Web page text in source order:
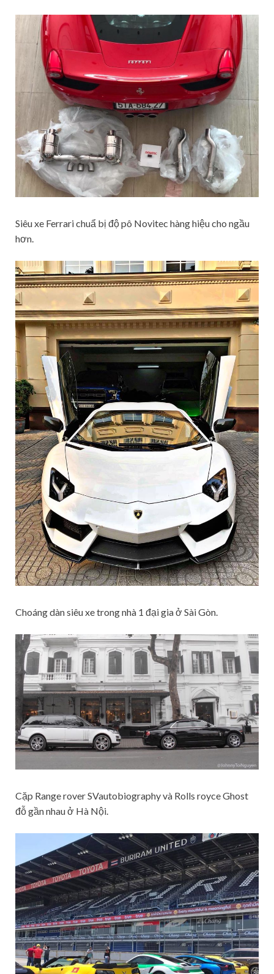
Siêu xe Ferrari chuẩ bị độ pô Novitec hàng hiệu cho ngầu
hơn.
Choáng dàn siêu xe trong nhà 1 đại gia ở Sài Gòn.
Cặp Range rover SVautobiography và Rolls royce Ghost
đỗ gần nhau ở Hà Nội.